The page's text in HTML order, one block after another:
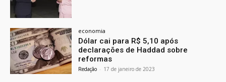
economia
Dólar cai para R$ 5,10 após
declarações de Haddad sobre
reformas
Redação - 17 de janeiro de 2023